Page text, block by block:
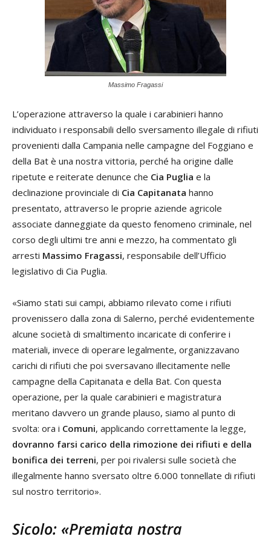
Massimo Fragassi
L’operazione attraverso la quale i carabinieri hanno
individuato i responsabili dello sversamento illegale di rifiuti
provenienti dalla Campania nelle campagne del Foggiano e
della Bat è una nostra vittoria, perché ha origine dalle
ripetute e reiterate denunce che Cia Puglia e la
declinazione provinciale di Cia Capitanata hanno
presentato, attraverso le proprie aziende agricole
associate danneggiate da questo fenomeno criminale, nel
corso degli ultimi tre anni e mezzo, ha commentato gli
arresti Massimo Fragassi, responsabile dell’Ufficio
legislativo di Cia Puglia.
«Siamo stati sui campi, abbiamo rilevato come i rifiuti
provenissero dalla zona di Salerno, perché evidentemente
alcune società di smaltimento incaricate di conferire i
materiali, invece di operare legalmente, organizzavano
carichi di rifiuti che poi sversavano illecitamente nelle
campagne della Capitanata e della Bat. Con questa
operazione, per la quale carabinieri e magistratura
meritano davvero un grande plauso, siamo al punto di
svolta: ora i Comuni, applicando correttamente la legge,
dovranno farsi carico della rimozione dei rifiuti e della
bonifica dei terreni, per poi rivalersi sulle società che
illegalmente hanno sversato oltre 6.000 tonnellate di rifiuti
sul nostro territorio».
Sicolo: «Premiata nostra